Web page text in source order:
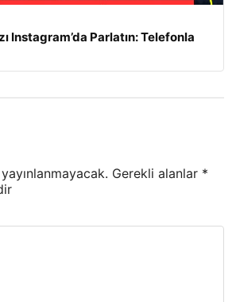
Instagram’da Parlatın: Telefonla
Gerekli alanlar *